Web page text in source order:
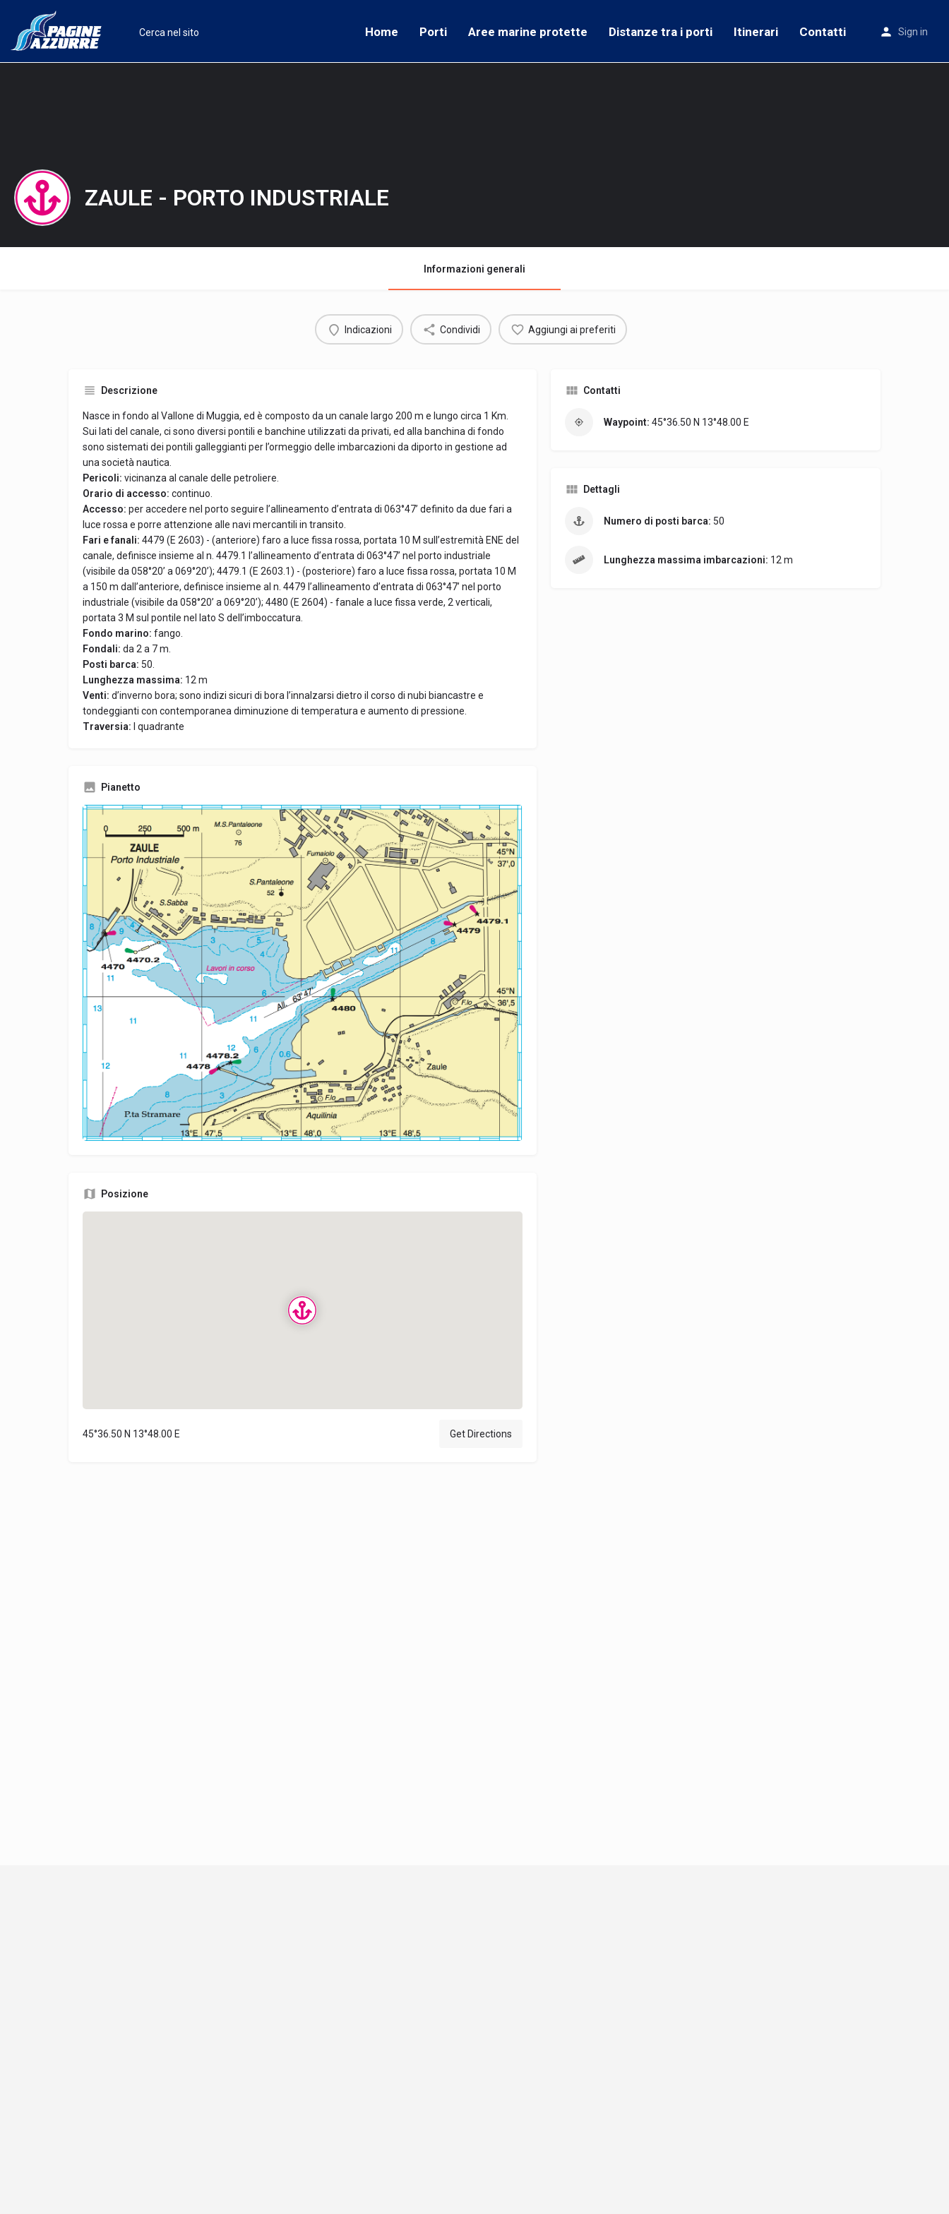
Home Porti Aree marine protette Distanze tra i porti Itinerari Contatti Sign in
ZAULE - PORTO INDUSTRIALE
Informazioni generali
Indicazioni Condividi Aggiungi ai preferiti
Descrizione
Nasce in fondo al Vallone di Muggia, ed è composto da un canale largo 200 m e lungo circa 1 Km.
Sui lati del canale, ci sono diversi pontili e banchine utilizzati da privati, ed alla banchina di fondo
sono sistemati dei pontili galleggianti per l’ormeggio delle imbarcazioni da diporto in gestione ad
una società nautica.
Pericoli: vicinanza al canale delle petroliere.
Orario di accesso: continuo.
Accesso: per accedere nel porto seguire l’allineamento d’entrata di 063°47’ definito da due fari a
luce rossa e porre attenzione alle navi mercantili in transito.
Fari e fanali: 4479 (E 2603) - (anteriore) faro a luce fissa rossa, portata 10 M sull’estremità ENE del
canale, definisce insieme al n. 4479.1 l’allineamento d’entrata di 063°47’ nel porto industriale
(visibile da 058°20’ a 069°20’); 4479.1 (E 2603.1) - (posteriore) faro a luce fissa rossa, portata 10 M
a 150 m dall’anteriore, definisce insieme al n. 4479 l’allineamento d’entrata di 063°47’ nel porto
industriale (visibile da 058°20’ a 069°20’); 4480 (E 2604) - fanale a luce fissa verde, 2 verticali,
portata 3 M sul pontile nel lato S dell’imboccatura.
Fondo marino: fango.
Fondali: da 2 a 7 m.
Posti barca: 50.
Lunghezza massima: 12 m
Venti: d’inverno bora; sono indizi sicuri di bora l’innalzarsi dietro il corso di nubi biancastre e
tondeggianti con contemporanea diminuzione di temperatura e aumento di pressione.
Traversia:
I quadrante
Pianetto
Posizione
45°36.50 N 13°48.00 E Get Directions
Contatti
Waypoint: 45°36.50 N 13°48.00 E
Dettagli
Numero di posti barca: 50
Lunghezza massima imbarcazioni: 12 m